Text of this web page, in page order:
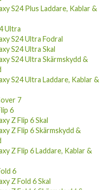
S24 Plus Laddare, Kablar &
Ultra
S24 Ultra Fodral
S24 Ultra Skal
S24 Ultra Skärmskydd &
S24 Ultra Laddare, Kablar &
7
6
Z Flip 6 Skal
Z Flip 6 Skärmskydd &
Z Flip 6 Laddare, Kablar &
6
Z Fold 6 Skal